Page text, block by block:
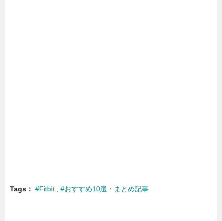
Tags #Fitbit #おすすめ10選・まとめ記事